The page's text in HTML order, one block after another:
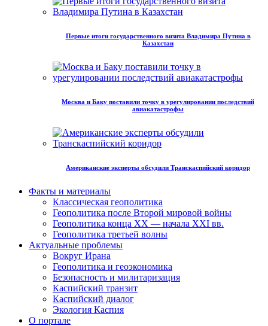
Первые итоги государственного визита Владимира Путина в
Казахстан
Москва и Баку поставили точку в урегулировании последствий
авиакатастрофы
Американские эксперты обсудили Транскаспийский коридор
Факты и материалы
Классическая геополитика
Геополитика после Второй мировой войны
Геополитика конца XX — начала XXI вв.
Геополитика третьей волны
Актуальные проблемы
Вокруг Ирана
Геополитика и геоэкономика
Безопасность и милитаризация
Каспийский транзит
Каспийский диалог
Экология Каспия
О портале